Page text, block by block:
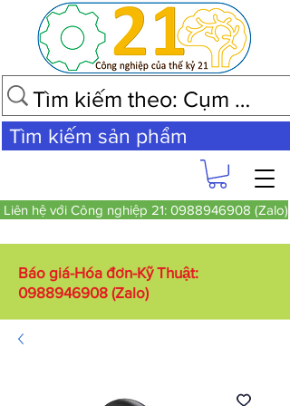
Tìm kiếm sản phẩm
Liên hệ với Công nghiệp 21: 0988946908 (Zalo)
Báo giá-Hóa đơn-Kỹ Thuật:
0988946908 (Zalo)